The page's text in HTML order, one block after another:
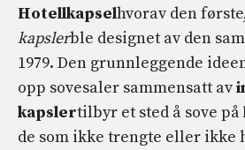
Hotellkapselhvorav den
kapslerble designet av den
1979. Den grunnleggende
opp sovesaler sammensatt av
kapslertilbyr et sted å sove på
de som ikke trengte eller ikke